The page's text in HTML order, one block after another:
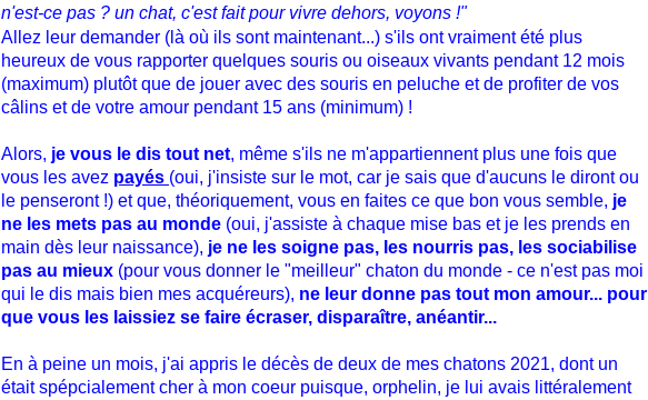
n'est-ce pas ? un chat, c'est fait pour vivre dehors, voyons !"
Allez leur demander (là où ils sont maintenant...) s'ils ont vraiment été plus
heureux de vous rapporter quelques souris ou oiseaux vivants pendant 12 mois
(maximum) plutôt que de jouer avec des souris en peluche et de profiter de vos
câlins et de votre amour pendant 15 ans (minimum) !
Alors, je vous le dis tout net, même s'ils ne m'appartiennent plus une fois que
vous les avez payés (oui, j'insiste sur le mot, car je sais que d'aucuns le diront ou
le penseront !) et que, théoriquement, vous en faites ce que bon vous semble, je
ne les mets pas au monde (oui, j'assiste à chaque mise bas et je les prends en
main dès leur naissance), je ne les soigne pas, les nourris pas, les sociabilise
pas au mieux (pour vous donner le "meilleur" chaton du monde - ce n'est pas moi
qui le dis mais bien mes acquéreurs), ne leur donne pas tout mon amour... pour
que vous les laissiez se faire écraser, disparaître, anéantir...
En à peine un mois, j'ai appris le décès de deux de mes chatons 2021, dont un
était spépcialement cher à mon coeur puisque, orphelin, je lui avais littéralement